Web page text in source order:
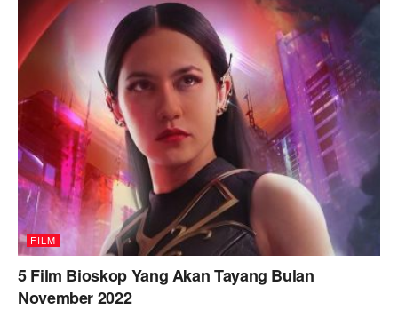
FILM
5 Film Bioskop Yang Akan Tayang Bulan
November 2022